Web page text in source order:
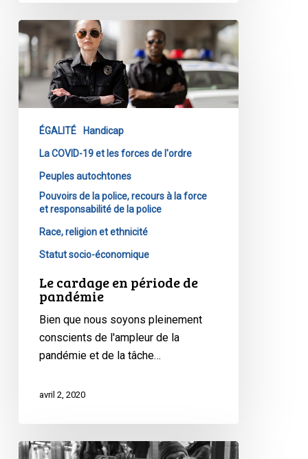
cardage
en
période
de
ÉGALITÉ Handicap
La COVID-19 et les forces de l'ordre
Peuples autochtones
Pouvoirs de la police, recours à la force
et responsabilité de la police
Race, religion et ethnicité
Statut socio-économique
Le cardage en période de
pandémie
Bien que nous soyons pleinement
conscients de l'ampleur de la
pandémie et de la tâche…
avril 2, 2020
Réponse